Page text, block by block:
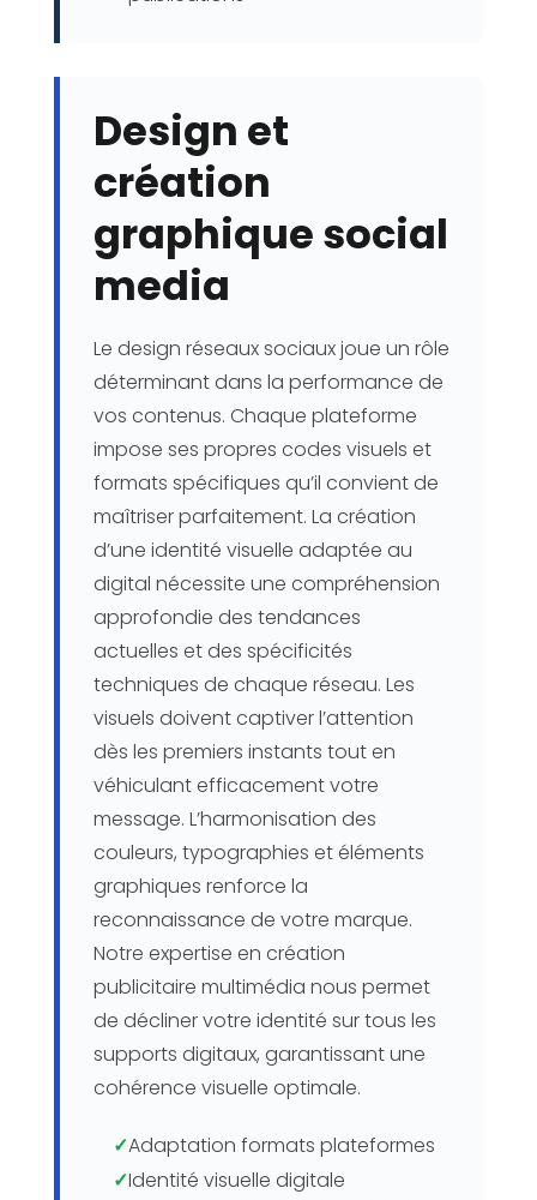
Design et
création
graphique social
media
Le design réseaux sociaux joue un rôle
déterminant dans la performance de
vos contenus. Chaque plateforme
impose ses propres codes visuels et
formats spécifiques qu’il convient de
maîtriser parfaitement. La création
d’une identité visuelle adaptée au
digital nécessite une compréhension
approfondie des tendances
actuelles et des spécificités
techniques de chaque réseau. Les
visuels doivent captiver l’attention
dès les premiers instants tout en
véhiculant efficacement votre
message. L’harmonisation des
couleurs, typographies et éléments
graphiques renforce la
reconnaissance de votre marque.
Notre expertise en création
publicitaire multimédia nous permet
de décliner votre identité sur tous les
supports digitaux, garantissant une
cohérence visuelle optimale.
✓Adaptation formats plateformes
✓Identité visuelle digitale